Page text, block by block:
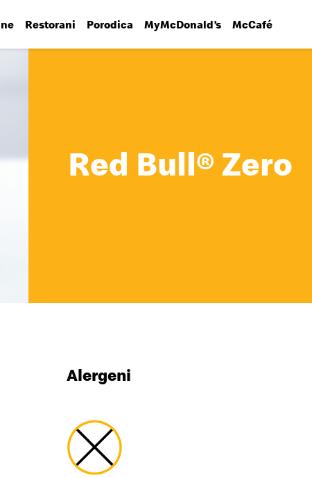
Restorani Porodica MyMcDonald’s McCafé
Red Bull® Zero
Alergeni